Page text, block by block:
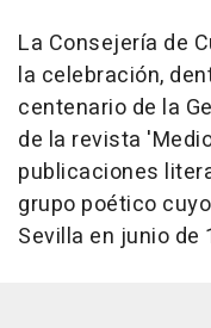
La Consejería de
la celebración,
centenario de la
de la revista
publicaciones
grupo poético
Sevilla en junio de